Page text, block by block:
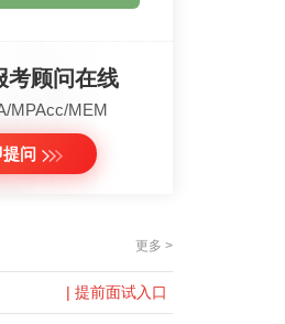
考顾问在线
MPAcc/MEM
问
更多 >
| 提前面试入口